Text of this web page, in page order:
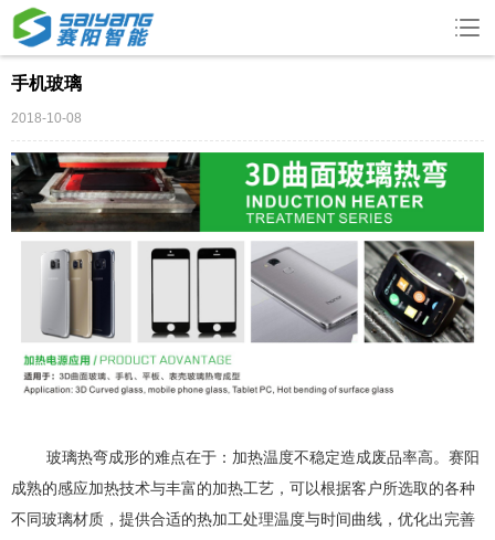
手机玻璃
2018-10-08
玻璃热弯成形的难点在于：加热温度不稳定造成废品率高。赛阳
成熟的感应加热技术与丰富的加热工艺，可以根据客户所选取的各种
不同玻璃材质，提供合适的热加工处理温度与时间曲线，优化出完善